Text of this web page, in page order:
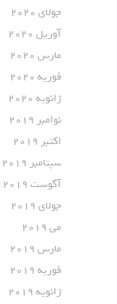
جولای 2020
آوریل 2020
مارس 2020
فوریه 2020
ژانویه 2020
نوامبر 2019
اکتبر 2019
سپتامبر 2019
آگوست 2019
جولای 2019
می 2019
مارس 2019
فوریه 2019
ژانویه 2019